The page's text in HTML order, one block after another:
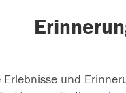
Erlebnisse und